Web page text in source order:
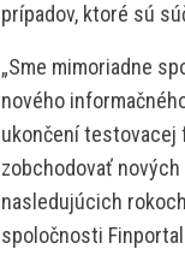
prípadov, ktoré sú
„Sme mimoriadne
nového
ukončení testovacej
zobchodovať
nasledujúcich
spoločnosti